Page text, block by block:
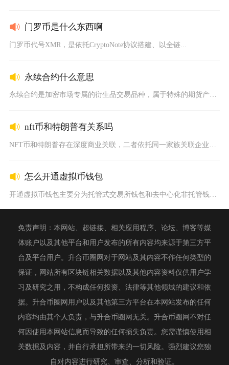
门罗币是什么东西啊
门罗币代号XMR，是依托CryptoNote协议搭建、以全链...
永续合约什么意思
永续合约是加密市场专属的衍生品交易品种，属于特殊的期货产品，...
nft币和特朗普有关系吗
怎么开通虚拟币钱包
免责声明：本网站、超链接、相关应用程序、论坛、博客等媒
体账户以及其他平台和用户发布的所有内容均来源于第三方平
台及平台用户。升合币圈网对于网站及其内容不作任何类型的
保证，网站所有区块链相关数据以及其他内容资料仅供用户学
习及研究之用，不构成任何投资、法律等其他领域的建议和依
据。升合币圈网用户以及其他第三方平台在本网站发布的任何
内容均由其个人负责，与升合币圈网无关。升合币圈网不对任
何因使用本网站信息而导致的任何损失负责。您需谨慎使用相
关数据及内容，并自行承担所带来的一切风险。强烈建议您独
自对内容进行研究、审查、分析和验证。